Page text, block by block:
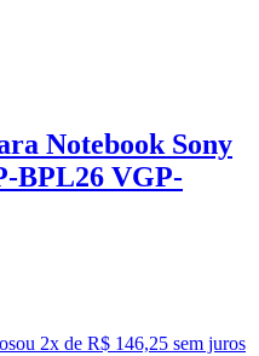
Notebook Sony
BPL26 VGP-
ou 2x de R$ 146,25 sem juros